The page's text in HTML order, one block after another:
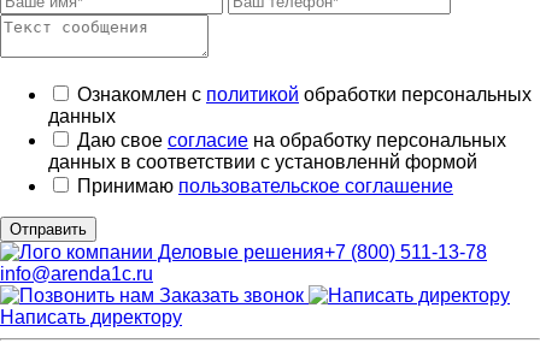
Ознакомлен с политикой обработки персональных
данных
Даю свое согласие на обработку персональных
данных в соответствии с установленнй формой
Принимаю пользовательское соглашение
Отправить
+7 (800) 511-13-78
info@arenda1c.ru
Заказать звонок
Написать директору